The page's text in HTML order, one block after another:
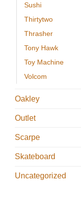
Sushi
Thirtytwo
Thrasher
Tony Hawk
Toy Machine
Volcom
Oakley
Outlet
Scarpe
Skateboard
Uncategorized